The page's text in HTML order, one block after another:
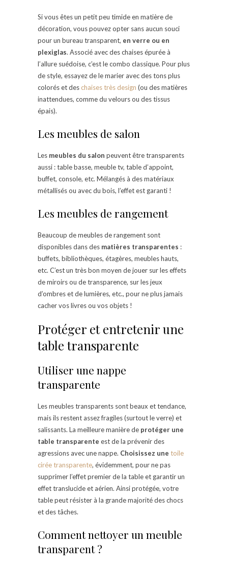
Si vous êtes un petit peu timide en matière de
décoration, vous pouvez opter sans aucun souci
pour un bureau transparent, en verre ou en
plexiglas. Associé avec des chaises épurée à
l’allure suédoise, c’est le combo classique. Pour plus
de style, essayez de le marier avec des tons plus
colorés et des chaises très design (ou des matières
inattendues, comme du velours ou des tissus
épais).
Les meubles de salon
Les meubles du salon peuvent être transparents
aussi : table basse, meuble tv, table d’appoint,
buffet, console, etc. Mélangés à des matériaux
métallisés ou avec du bois, l’effet est garanti !
Les meubles de rangement
Beaucoup de meubles de rangement sont
disponibles dans des matières transparentes :
buffets, bibliothèques, étagères, meubles hauts,
etc. C’est un très bon moyen de jouer sur les effets
de miroirs ou de transparence, sur les jeux
d’ombres et de lumières, etc., pour ne plus jamais
cacher vos livres ou vos objets !
Protéger et entretenir une
table transparente
Utiliser une nappe
transparente
Les meubles transparents sont beaux et tendance,
mais ils restent assez fragiles (surtout le verre) et
salissants. La meilleure manière de protéger une
table transparente est de la prévenir des
agressions avec une nappe. Choisissez une toile
cirée transparente, évidemment, pour ne pas
supprimer l’effet premier de la table et garantir un
effet translucide et aérien. Ainsi protégée, votre
table peut résister à la grande majorité des chocs
et des tâches.
Comment nettoyer un meuble
transparent ?